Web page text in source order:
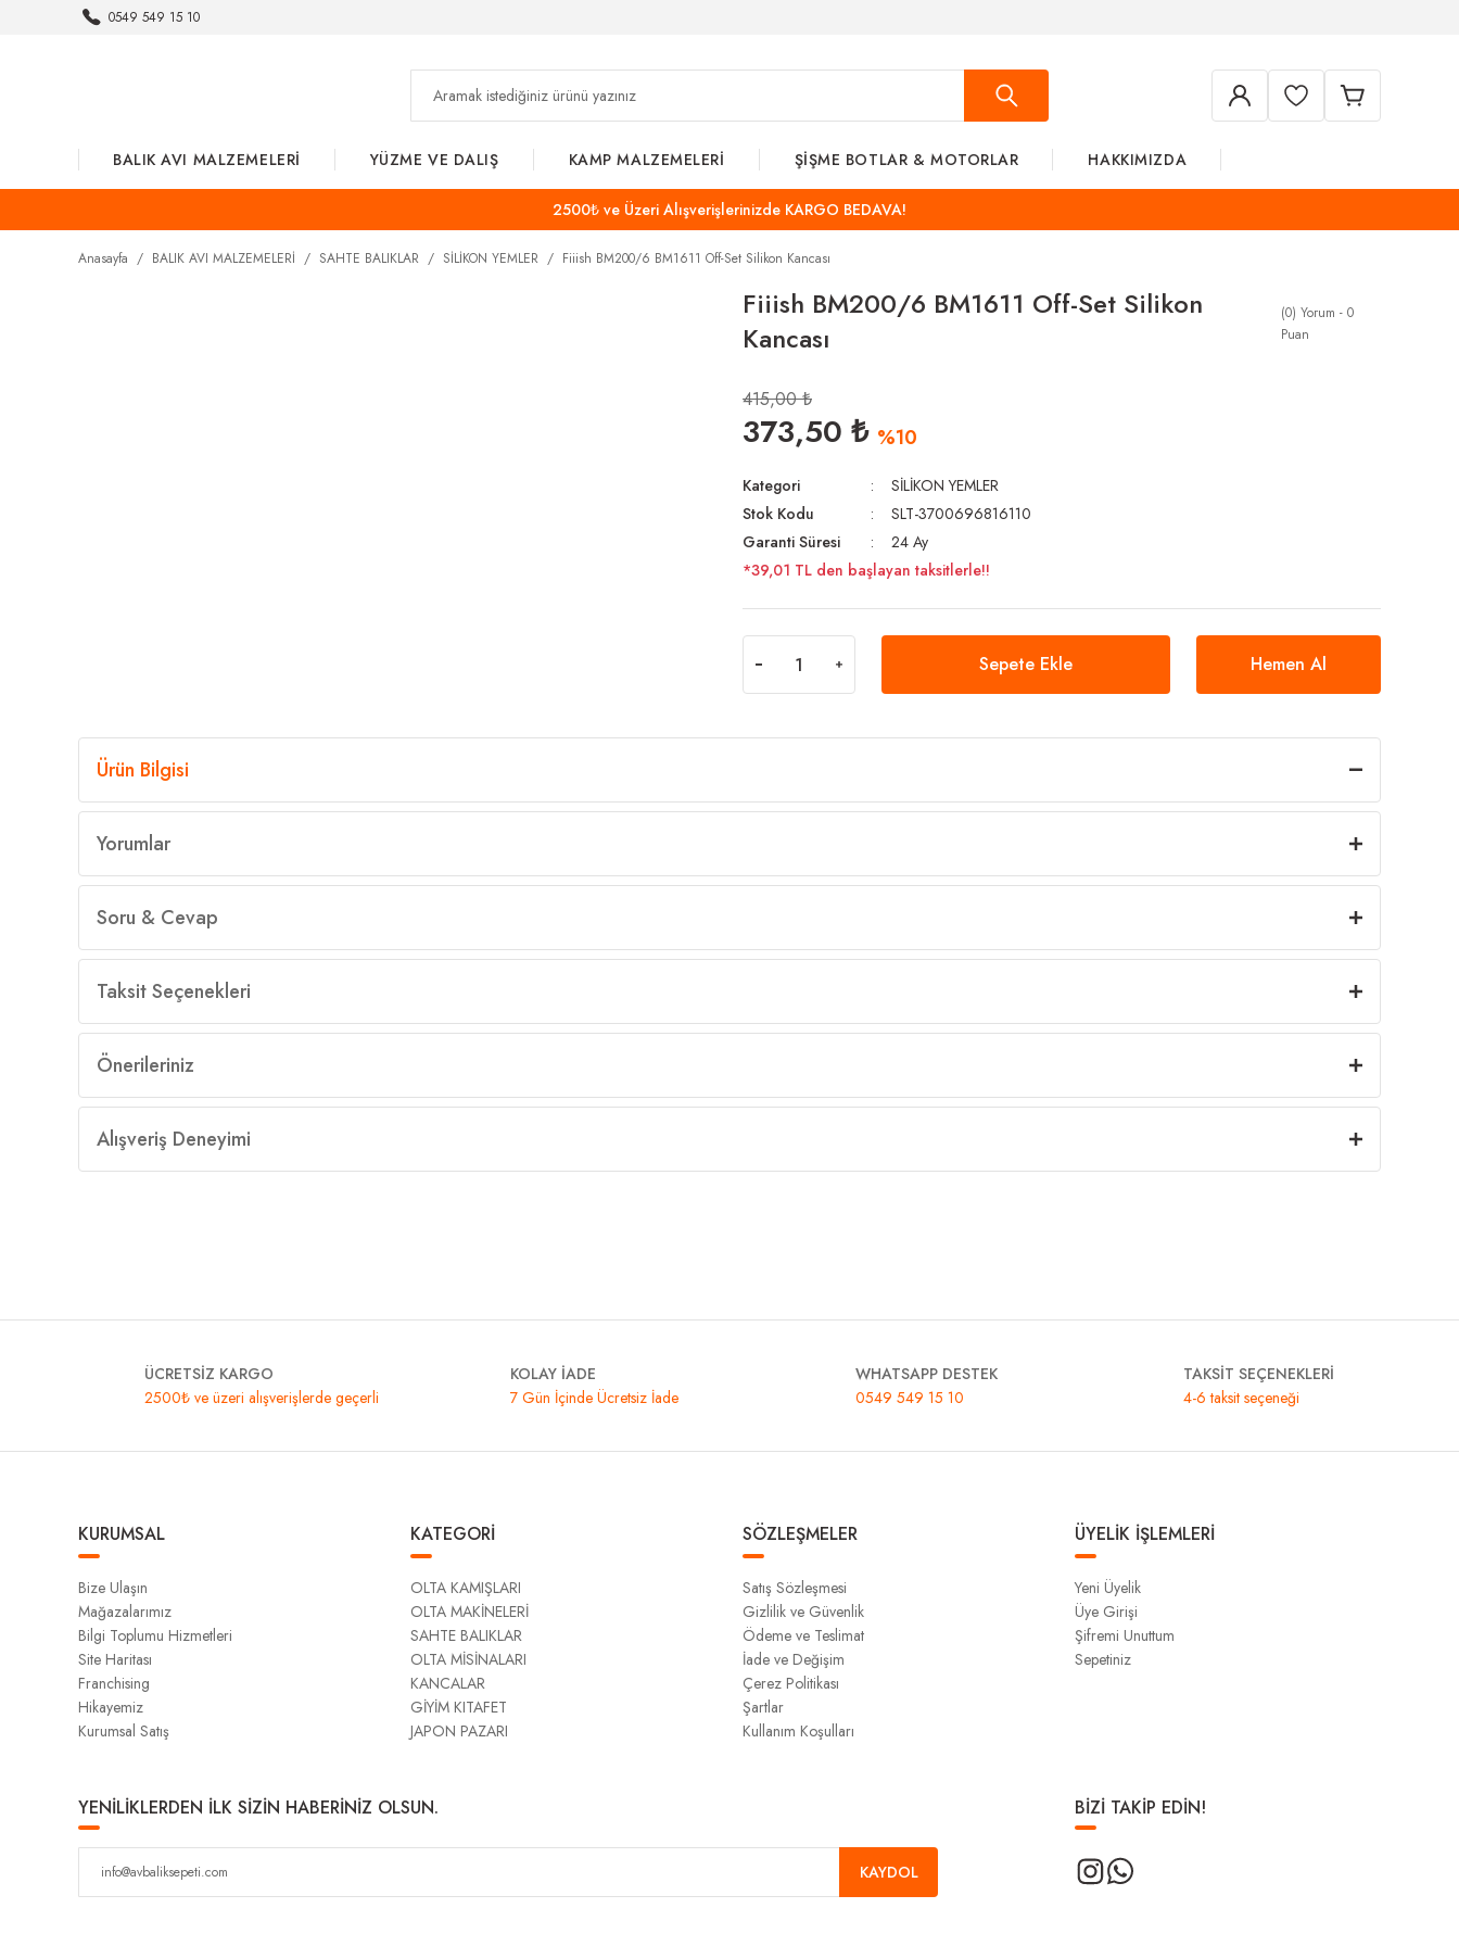
0549 549 15 10
BALIK AVI MALZEMELERİ YÜZME VE DALIŞ KAMP MALZEMELERİ ŞİŞME BOTLAR & MOTORLAR HAKKIMIZDA
2500₺ ve Üzeri Alışverişlerinizde KARGO BEDAVA!
Anasayfa BALIK AVI MALZEMELERİ SAHTE BALIKLAR SİLİKON YEMLER Fiiish BM200/6 BM1611 Off-Set Silikon Kancası
Fiiish BM200/6 BM1611 Off-Set Silikon
Kancası
(0) Yorum - 0
Puan
415,00 ₺
373,50 ₺ %10
Kategori
SİLİKON YEMLER
Stok Kodu
SLT-3700696816110
Garanti Süresi
24 Ay
*39,01 TL den başlayan taksitlerle!!
Sepete Ekle Hemen Al
Ürün Bilgisi
Yorumlar
Soru & Cevap
Taksit Seçenekleri
Önerileriniz
Alışveriş Deneyimi
ÜCRETSİZ KARGO
2500₺ ve üzeri alışverişlerde geçerli
KOLAY İADE
7 Gün İçinde Ücretsiz İade
WHATSAPP DESTEK
0549 549 15 10
TAKSİT SEÇENEKLERİ
4-6 taksit seçeneği
KURUMSAL
Bize Ulaşın
Mağazalarımız
Bilgi Toplumu Hizmetleri
Site Haritası
Franchising
Hikayemiz
Kurumsal Satış
KATEGORİ
OLTA KAMIŞLARI
OLTA MAKİNELERİ
SAHTE BALIKLAR
OLTA MİSİNALARI
KANCALAR
GİYİM KITAFET
JAPON PAZARI
SÖZLEŞMELER
Satış Sözleşmesi
Gizlilik ve Güvenlik
Ödeme ve Teslimat
İade ve Değişim
Çerez Politikası
Şartlar
Kullanım Koşulları
ÜYELİK İŞLEMLERİ
Yeni Üyelik
Üye Girişi
Şifremi Unuttum
Sepetiniz
YENİLİKLERDEN İLK SİZİN HABERİNİZ OLSUN.
KAYDOL
BİZİ TAKİP EDİN!